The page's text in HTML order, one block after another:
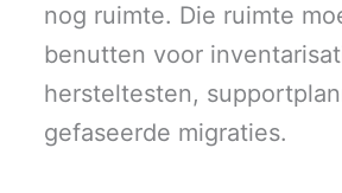
nog ruimte. Die ruimte
benutten voor
hersteltesten,
gefaseerde migraties.